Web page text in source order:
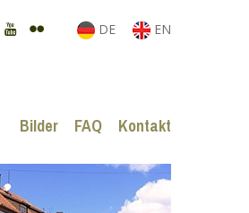
DE EN
Bilder FAQ Kontakt